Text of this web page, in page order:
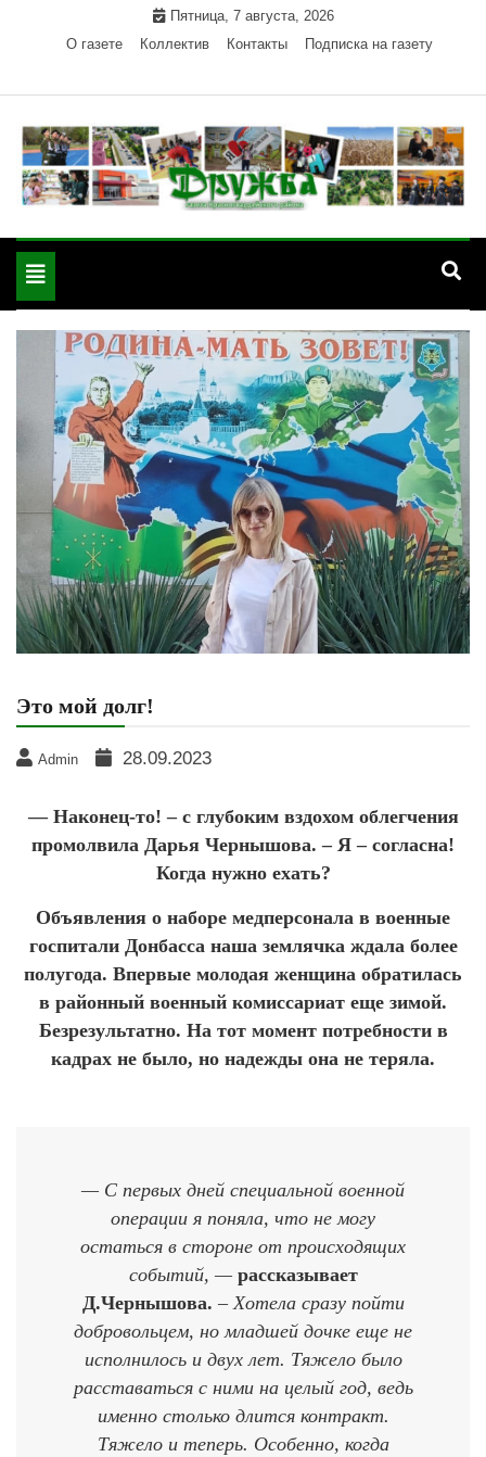
Пятница, 7 августа, 2026
О газете
Коллектив Контакты Подписка на газету
"Дружба" — газета
района РА
Красногвардейского района Республики Адыгея
Toggle
navigation
Это мой долг!
Admin 28.09.2023
— Наконец-то! – с глубоким вздохом облегчения
промолвила Дарья Чернышова. – Я – согласна!
Когда нужно ехать?
Объявления о наборе медперсонала в военные
госпитали Донбасса наша землячка ждала более
полугода. Впервые молодая женщина обратилась
в районный военный комиссариат еще зимой.
Безрезультатно. На тот момент потребности в
кадрах не было, но надежды она не теряла.
— С первых дней специальной военной
операции я поняла, что не могу
остаться в стороне от происходящих
событий, — рассказывает
Д.Чернышова. – Хотела сразу пойти
добровольцем, но младшей дочке еще не
исполнилось и двух лет. Тяжело было
расставаться с ними на целый год, ведь
именно столько длится контракт.
Тяжело и теперь. Особенно, когда